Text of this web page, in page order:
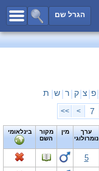
הגרל שם
כל השמות
שמות לבנים
שמות משותפים
שמות נדירים
קטגוריות
מפורסמיםחדש!
פ צ ק ר ש ת
7
>
>>
ערך
נומרולוגי
מין
מקור
השם
בינלאומי
5